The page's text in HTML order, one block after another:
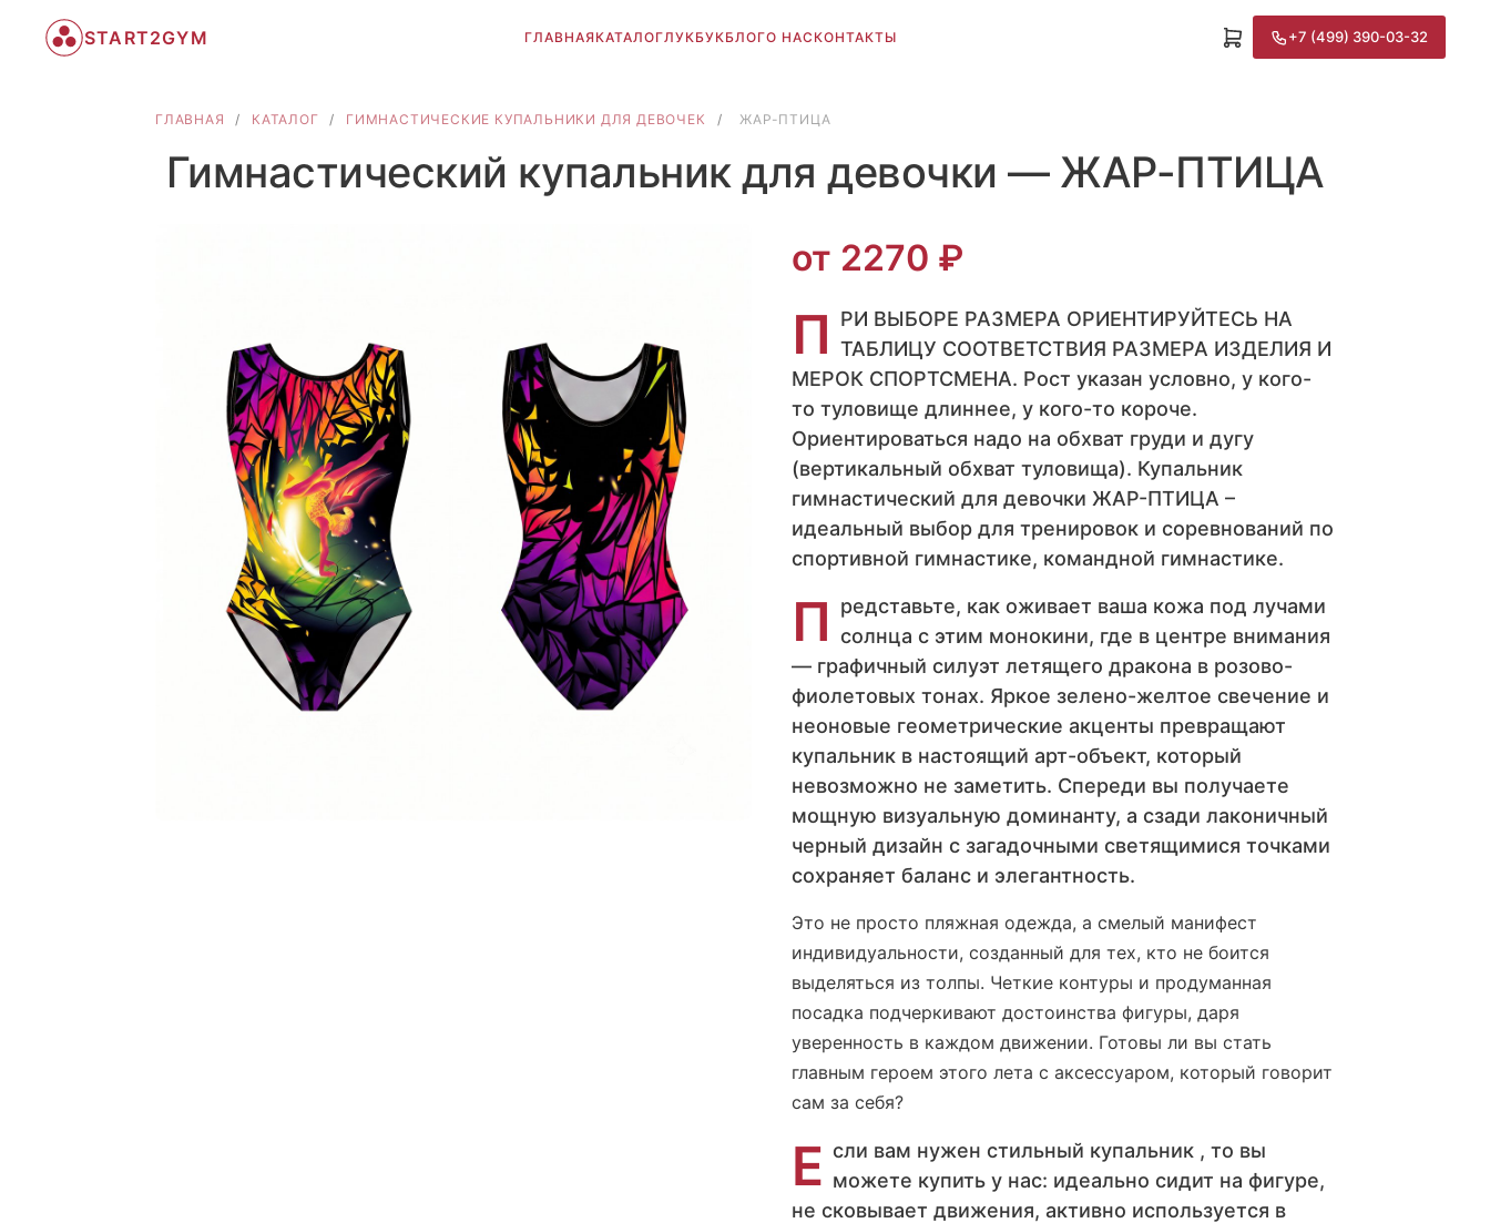
START2GYM ГЛАВНАЯКАТАЛОГЛУКБУКБЛОГО НАС КОНТАКТЫ +7 (499) 390-03-32
ГЛАВНАЯ / КАТАЛОГ / ГИМНАСТИЧЕСКИЕ КУПАЛЬНИКИ ДЛЯ ДЕВОЧЕК / ЖАР-ПТИЦА
Гимнастический купальник для девочки — ЖАР-ПТИЦА
от 2270 ₽
П
РИ ВЫБОРЕ РАЗМЕРА ОРИЕНТИРУЙТЕСЬ НА
ТАБЛИЦУ СООТВЕТСТВИЯ РАЗМЕРА ИЗДЕЛИЯ И
МЕРОК СПОРТСМЕНА. Рост указан условно, у кого-
то туловище длиннее, у кого-то короче.
Ориентироваться надо на обхват груди и дугу
(вертикальный обхват туловища). Купальник
гимнастический для девочки ЖАР-ПТИЦА –
идеальный выбор для тренировок и соревнований по
спортивной гимнастике, командной гимнастике.
П
редставьте, как оживает ваша кожа под лучами
солнца с этим монокини, где в центре внимания
— графичный силуэт летящего дракона в розово-
фиолетовых тонах. Яркое зелено-желтое свечение и
неоновые геометрические акценты превращают
купальник в настоящий арт-объект, который
невозможно не заметить. Спереди вы получаете
мощную визуальную доминанту, а сзади лаконичный
черный дизайн с загадочными светящимися точками
сохраняет баланс и элегантность.
Это не просто пляжная одежда, а смелый манифест
индивидуальности, созданный для тех, кто не боится
выделяться из толпы. Четкие контуры и продуманная
посадка подчеркивают достоинства фигуры, даря
уверенность в каждом движении. Готовы ли вы стать
главным героем этого лета с аксессуаром, который говорит
сам за себя?
Е сли вам нужен стильный купальник , то вы
можете купить у нас: идеально сидит на фигуре,
не сковывает движения, активно используется в